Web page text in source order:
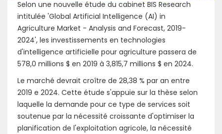
Selon une nouvelle étude du cabinet BIS Research
intitulée 'Global Artificial Intelligence (AI) in
Agriculture Market - Analysis and Forecast, 2019-
2024', les investissements en technologies
d'intelligence artificielle pour agriculture passera de
578,0 millions $ en 2019 à 3,815,7 millions $ en 2024.
Le marché devrait croître de 28,38 % par an entre
2019 e 2024. Cette étude s'appuie sur la thèse selon
laquelle la demande pour ce type de services soit
soutenue par la nécessité croissante d'optimiser la
planification de l'exploitation agricole, la nécessité